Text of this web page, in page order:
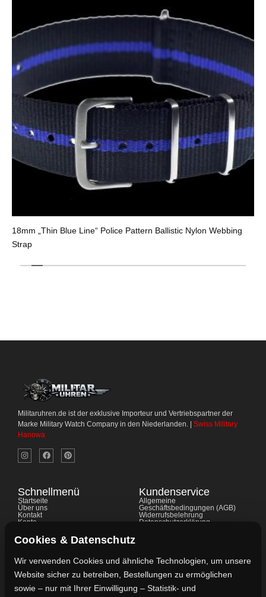
18mm „Thin Blue Line“ Police Pattern Ballistic Nylon Webbing
Strap
Militaruhren.de ist der exklusive Importeur und Vertriebspartner der
Marke Military Watch Company in den Niederlanden. | Swiss Military
Hanowa
Schnellmenü
Startseite
Über uns
Kontakt
Konto
FAQ's
Kundenservice
Allgemeine
Geschäftsbedingungen (AGB)
Widerrufsbelehrung
Datenschutzerklärung
Kontaktdaten
Cookies & Datenschutz
Wir verwenden Cookies und ähnliche Technologien, um unsere
Website sicher zu betreiben, Bestellungen zu ermöglichen
sowie – nur mit Ihrer Einwilligung – Statistik- und